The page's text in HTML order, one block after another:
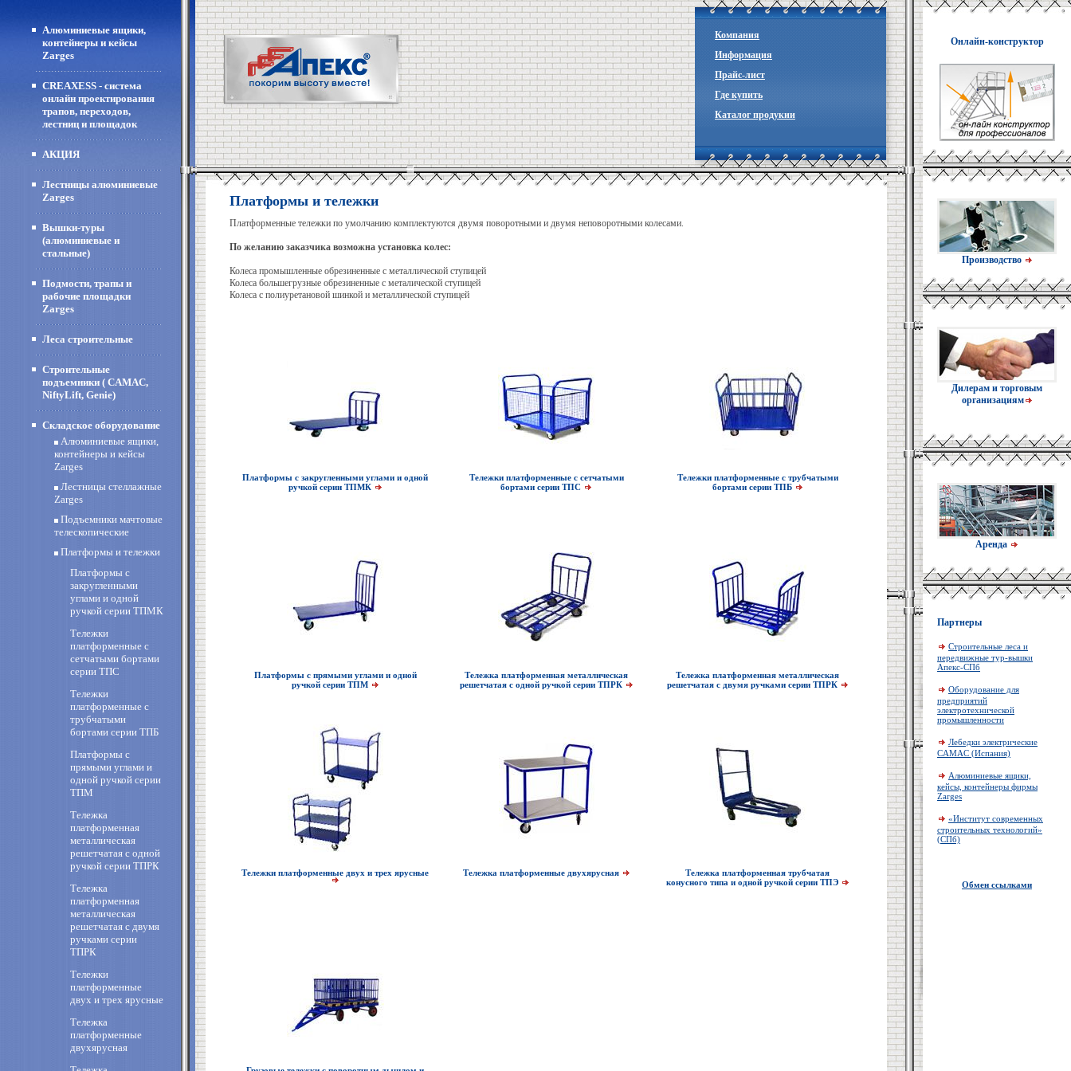
Алюминиевые ящики,
контейнеры и кейсы
Zarges
CREAXESS - система
онлайн проектирования
трапов, переходов,
лестниц и площадок
АКЦИЯ
Лестницы алюминиевые
Zarges
Вышки-туры
(алюминиевые и
стальные)
Подмости, трапы и
рабочие площадки
Zarges
Леса строительные
Строительные
подъемники ( CAMAC,
NiftyLift, Genie)
Складское оборудование
Алюминиевые ящики,
контейнеры и кейсы
Zarges
Лестницы стеллажные
Zarges
Подъемники мачтовые
телескопические
Платформы и тележки
Платформы с
закругленными
углами и одной
ручкой серии ТПМК
Тележки
платформенные с
сетчатыми бортами
серии ТПС
Тележки
платформенные с
трубчатыми
бортами серии ТПБ
Платформы с
прямыми углами и
одной ручкой серии
ТПМ
Тележка
платформенная
металлическая
решетчатая с одной
ручкой серии ТПРК
Тележка
платформенная
металлическая
решетчатая с двумя
ручками серии
ТПРК
Тележки
платформенные
двух и трех ярусные
Тележка
платформенные
двухярусная
Компания
Информация
Прайc-лист
Где купить
Каталог продукии
Платформы и тележки
Платформенные тележки по умолчанию комплектуются двумя поворотными и двумя неповоротными колесами.
По желанию заказчика возможна установка колес:
Колеса промышленные обрезиненные с металлической ступицей
Колеса большегрузные обрезиненные с металической ступицей
Колеса с полиуретановой шинкой и металлической ступицей
Платформы с закругленными углами и одной
ручкой серии ТПМК
Тележки платформенные с сетчатыми
бортами серии ТПС
Тележки платформенные с трубчатыми
бортами серии ТПБ
Платформы с прямыми углами и одной
ручкой серии ТПМ
Тележка платформенная металлическая
решетчатая с одной ручкой серии ТПРК
Тележка платформенная металлическая
решетчатая с двумя ручками серии ТПРК
Тележки платформенные двух и трех ярусные Тележка платформенные двухярусная
Тележка платформенная трубчатая
конусного типа и одной ручкой серии ТПЭ
Онлайн-конструктор
Производство
Дилерам и торговым
организациям
Аренда
Партнеры
Строительные леса и
передвижные тур-вышки
Апекс-СПб
Оборудование для
предприятий
электротехнической
промышленности
Лебедки электрические
CAMAC (Испания)
Алюминиевые ящики,
кейсы, контейнеры фирмы
Zarges
«Институт современных
строительных технологий»
(СПб)
Обмен ссылками